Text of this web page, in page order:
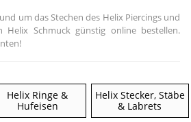
um das Stechen des Helix Piercings und
Helix Schmuck günstig online bestellen.
Helix Ringe &
Hufeisen
Helix Stecker, Stäbe
& Labrets